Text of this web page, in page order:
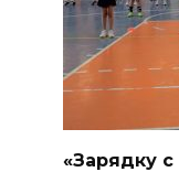
«Зарядку